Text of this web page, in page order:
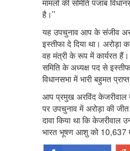
मामलों की समिति पंजाब
है।’’
यह उपचुनाव आप के संजीव
इस्तीफा दे दिया था। अरोड़ा
वह मंत्री के रूप में कार्यरत हैं।
समिति के अध्यक्ष पद से
विधानसभा में भारी बहुमत
आप प्रमुख अरविंद केजरीवाल
पर उपचुनाव में अरोड़ा की
दावा किया था कि केजरीवाल
भारत भूषण आशु को 10,637